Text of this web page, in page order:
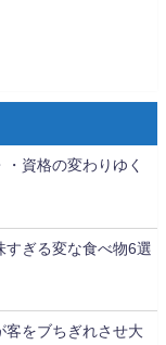
・資格の変わりゆく
すぎる変な食べ物6選
客をブちぎれさせ大